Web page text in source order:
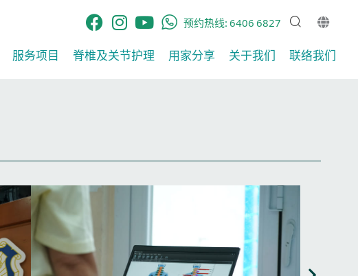
预约热线:6406 6827
服务项目 脊椎及关节护理​ 用家分享​ 关于我们 联络我们